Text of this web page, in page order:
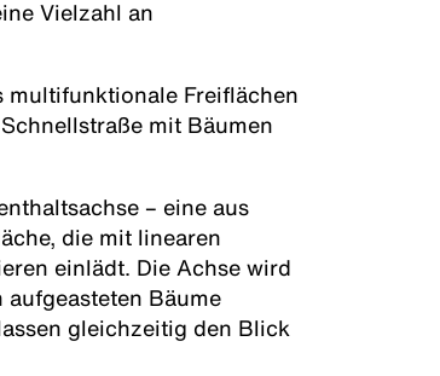
Vielzahl an
multifunktionale Freiflächen
mit Bäumen
– eine aus
die mit linearen
einlädt. Die Achse wird
Bäume
gleichzeitig den Blick